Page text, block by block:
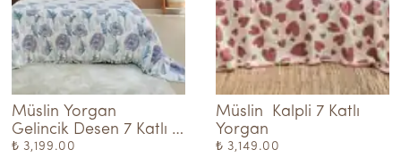
Müslin Yorgan
Gelincik Desen 7 Katlı
Dolgulu - MOR-KREM
₺ 3,199.00
Müslin  Kalpli 7 Katlı
Yorgan
₺ 3,149.00